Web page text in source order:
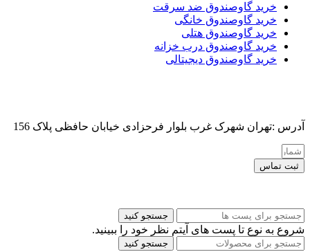
خرید گاوصندوق ضد سرقت
خرید گاوصندوق خانگی
خرید گاوصندوق هتلی
خرید گاوصندوق درب خزانه
خرید گاوصندوق دیجیتالی
آدرس :تهران شهرک غرب بلوار فرحزادی خیابان حافظی پلاک 156
ثبت تماس
جستجو کنید
شروع به نوع تا پست های آیتم نظر خود را ببینید.
جستجو کنید